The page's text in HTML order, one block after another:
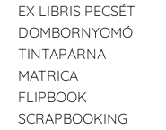
EX LIBRIS PECSÉT
DOMBORNYOMÓ
TINTAPÁRNA
MATRICA
FLIPBOOK
SCRAPBOOKING